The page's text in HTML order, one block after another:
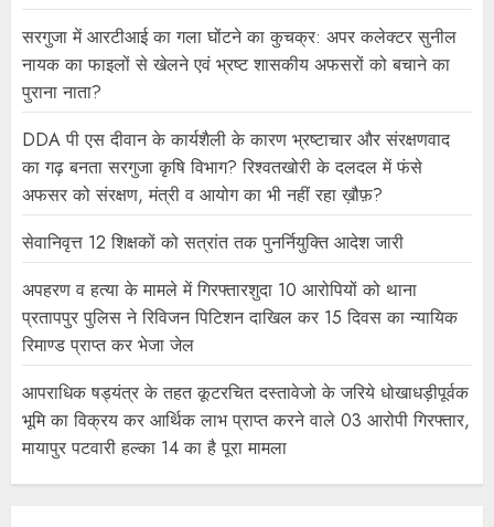
सरगुजा में आरटीआई का गला घोंटने का कुचक्र: अपर कलेक्टर सुनील
नायक का फाइलों से खेलने एवं भ्रष्ट शासकीय अफसरों को बचाने का
पुराना नाता?
DDA पी एस दीवान के कार्यशैली के कारण भ्रष्टाचार और संरक्षणवाद
का गढ़ बनता सरगुजा कृषि विभाग? रिश्वतखोरी के दलदल में फंसे
अफसर को संरक्षण, मंत्री व आयोग का भी नहीं रहा ख़ौफ़?
सेवानिवृत्त 12 शिक्षकों को सत्रांत तक पुनर्नियुक्ति आदेश जारी
अपहरण व हत्या के मामले में गिरफ्तारशुदा 10 आरोपियों को थाना
प्रतापपुर पुलिस ने रिविजन पिटिशन दाखिल कर 15 दिवस का न्यायिक
रिमाण्ड प्राप्त कर भेजा जेल
आपराधिक षड्यंत्र के तहत कूटरचित दस्तावेजो के जरिये धोखाधड़ीपूर्वक
भूमि का विक्रय कर आर्थिक लाभ प्राप्त करने वाले 03 आरोपी गिरफ्तार,
मायापुर पटवारी हल्का 14 का है पूरा मामला